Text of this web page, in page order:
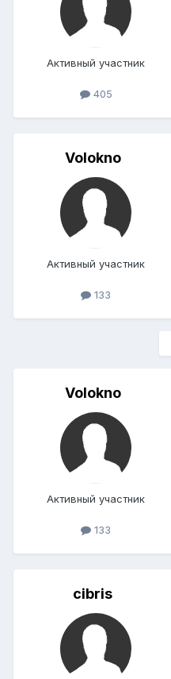
Активный участник
405
Volokno
Активный участник
133
Volokno
Активный участник
133
cibris